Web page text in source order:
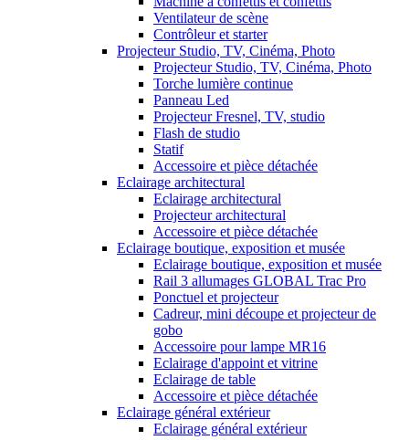
Ventilateur de scène
Contrôleur et starter
Projecteur Studio, TV, Cinéma, Photo
Projecteur Studio, TV, Cinéma, Photo
Torche lumière continue
Panneau Led
Projecteur Fresnel, TV, studio
Flash de studio
Statif
Accessoire et pièce détachée
Eclairage architectural
Eclairage architectural
Projecteur architectural
Accessoire et pièce détachée
Eclairage boutique, exposition et musée
Eclairage boutique, exposition et musée
Rail 3 allumages GLOBAL Trac Pro
Ponctuel et projecteur
Cadreur, mini découpe et projecteur de
gobo
Accessoire pour lampe MR16
Eclairage d'appoint et vitrine
Eclairage de table
Accessoire et pièce détachée
Eclairage général extérieur
Eclairage général extérieur